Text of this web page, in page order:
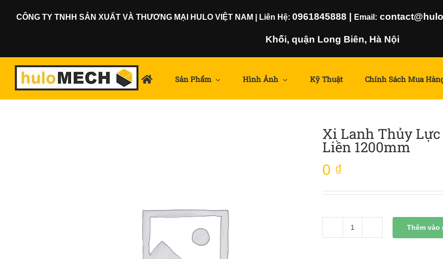
CÔNG TY TNHH SẢN XUẤT VÀ THƯƠNG MẠI HULO VIỆT NAM | Liên Hệ: 0961845888 Email:
Khối, quận Long Biên, Hà Nội
Sản Phẩm Hình Ảnh Kỹ Thuật Chính Sách Mua
Xi Lanh Thủy Lực
Liền 1200mm
0 ₫
Xi
Thêm vào